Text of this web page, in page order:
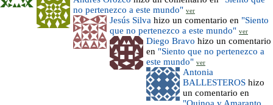
no pertenezco a este mundo" ver
Jesús Silva hizo un comentario en "Siento
que no pertenezco a este mundo" ver
Diego Bravo hizo un comentario
en "Siento que no pertenezco a
este mundo" ver
Antonia
BALLESTEROS hizo
un comentario en
"Quinoa y Amaranto,